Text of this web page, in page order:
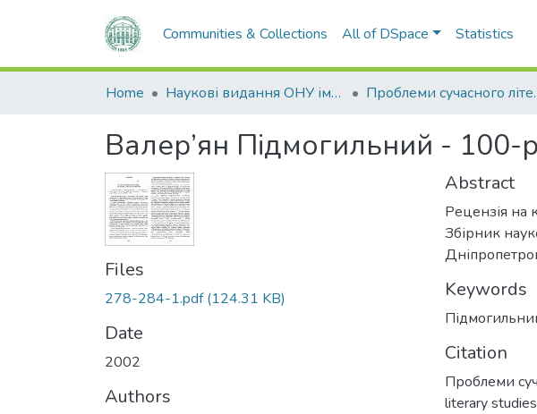
Communities & Collections All of DSpace Statistics
Home Наукові видання ОНУ імені І. І. Мечникова Проблеми
Валер’ян Підмогильний - 100-
Files
278-284-1.pdf(124.31 KB)
Date
2002
Authors
Abstract
Рецензія на
Збірник
Keywords
Citation
Проблеми
literary studies